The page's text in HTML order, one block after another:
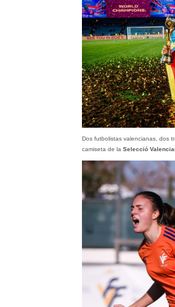
Dos futbolistas valencianas, dos
camiseta de la Selecció